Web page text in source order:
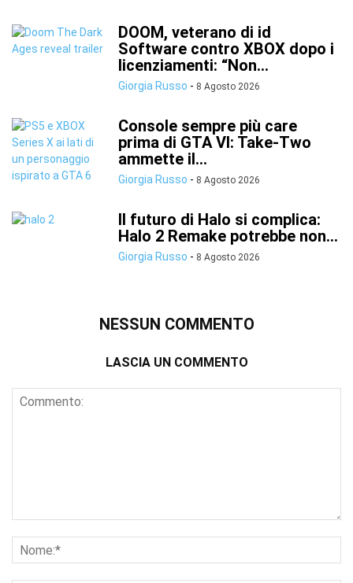
DOOM, veterano di id
Software contro XBOX dopo i
licenziamenti: “Non...
Giorgia Russo - 8 Agosto 2026
Console sempre più care
prima di GTA VI: Take-Two
ammette il...
Giorgia Russo - 8 Agosto 2026
Il futuro di Halo si complica:
Halo 2 Remake potrebbe non...
Giorgia Russo - 8 Agosto 2026
NESSUN COMMENTO
LASCIA UN COMMENTO